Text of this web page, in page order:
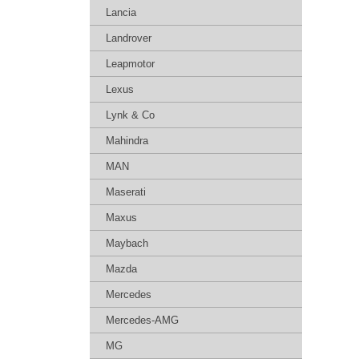
Lancia
Landrover
Leapmotor
Lexus
Lynk & Co
Mahindra
MAN
Maserati
Maxus
Maybach
Mazda
Mercedes
Mercedes-AMG
MG